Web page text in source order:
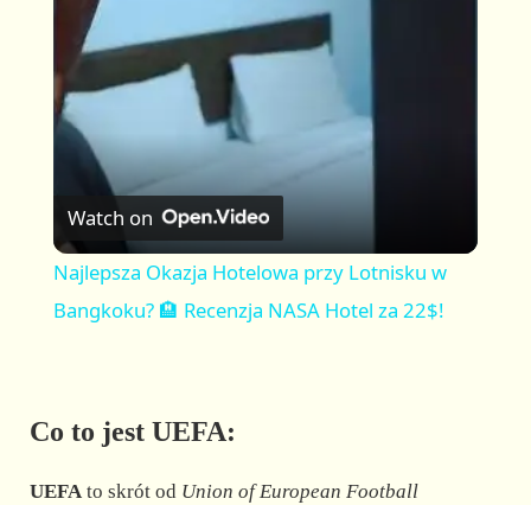
a
V
i
o
Watch on
Najlepsza Okazja Hotelowa przy Lotnisku w
Bangkoku? 🏨 Recenzja NASA Hotel za 22$!
Co to jest UEFA:
UEFAto skrót od Union of European Football